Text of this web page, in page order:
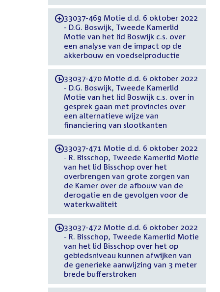
-33037-469 Motie d.d. 6 oktober 2022
- D.G. Boswijk, Tweede Kamerlid
Motie van het lid Boswijk c.s. over
een analyse van de impact op de
akkerbouw en voedselproductie
-33037-470 Motie d.d. 6 oktober 2022
- D.G. Boswijk, Tweede Kamerlid
Motie van het lid Boswijk c.s. over in
gesprek gaan met provincies over
een alternatieve wijze van
financiering van slootkanten
-33037-471 Motie d.d. 6 oktober 2022
- R. Bisschop, Tweede Kamerlid Motie
van het lid Bisschop over het
overbrengen van grote zorgen van
de Kamer over de afbouw van de
derogatie en de gevolgen voor de
waterkwaliteit
-33037-472 Motie d.d. 6 oktober 2022
- R. Bisschop, Tweede Kamerlid Motie
van het lid Bisschop over het op
gebiedsniveau kunnen afwijken van
de generieke aanwijzing van 3 meter
brede bufferstroken